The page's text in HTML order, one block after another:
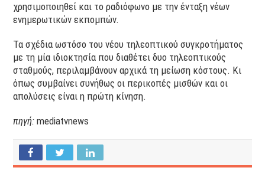
χρησιμοποιηθεί και το ραδιόφωνο με την ένταξη νέων
ενημερωτικών εκπομπών.
Τα σχέδια ωστόσο του νέου τηλεοπτικού συγκροτήματος
με τη μία ιδιοκτησία που διαθέτει δυο τηλεοπτικούς
σταθμούς, περιλαμβάνουν αρχικά τη μείωση κόστους. Κι
όπως συμβαίνει συνήθως οι περικοπές μισθών και οι
απολύσεις είναι η πρώτη κίνηση.
πηγή:mediatvnews